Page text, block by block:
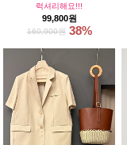
럭셔리해요!!!
99,800원
160,900원 38%